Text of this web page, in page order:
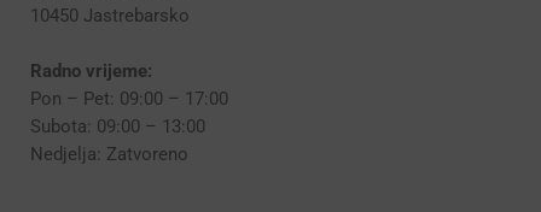
10450 Jastrebarsko
Radno vrijeme:
Pon – Pet: 09:00 – 17:00
Subota: 09:00 – 13:00
Nedjelja: Zatvoreno